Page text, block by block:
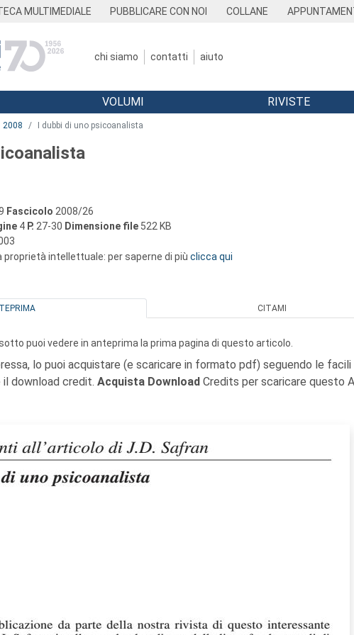
MULTIMEDIALE PUBBLICARE CON NOI COLLANE
chi siamo contatti aiuto
VOLUMI RIVISTE
2008 I dubbi di uno psicoanalista
Fascicolo 2008/26
4 P. 27-30 Dimensione file 522 KB
proprietà intellettuale: per saperne di più clicca qui
CITAMI
puoi vedere in anteprima la prima pagina di questo articolo.
lo puoi acquistare (e scaricare in formato pdf) seguendo le facili
il download credit. Acquista Download Credits per scaricare questo